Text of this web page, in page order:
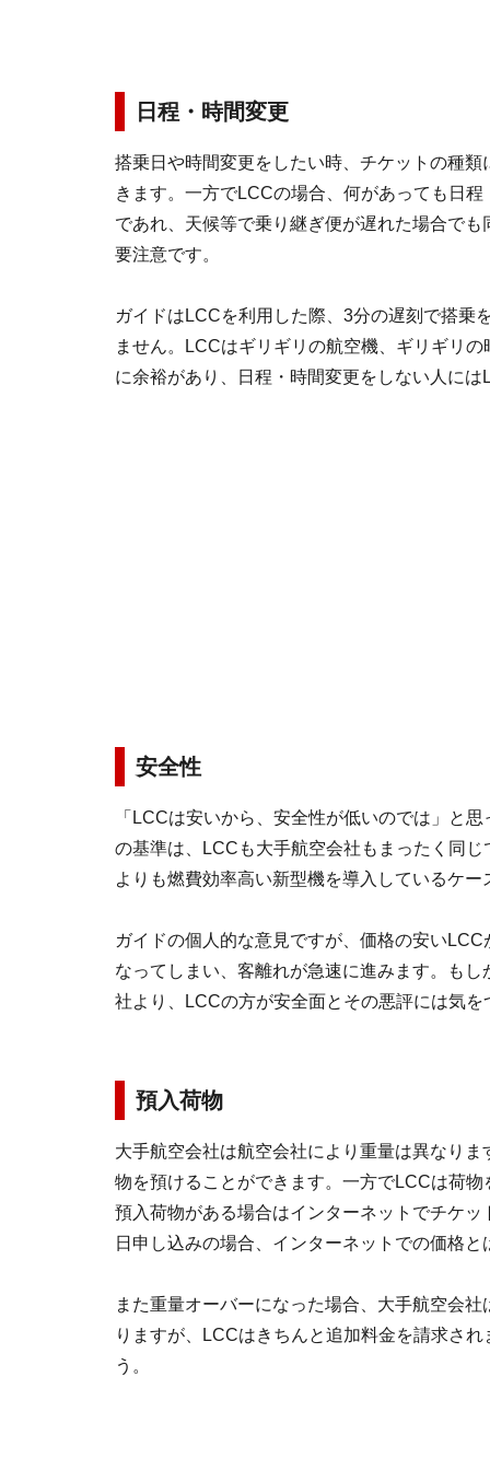
日程・時間変更
搭乗日や時間変更をしたい時、チケットの種
きます。一方でLCCの場合、何があっても日
であれ、天候等で乗り継ぎ便が遅れた場合で
要注意です。
ガイドはLCCを利用した際、3分の遅刻で搭乗
ません。LCCはギリギリの航空機、ギリギリ
に余裕があり、日程・時間変更をしない人に
安全性
「LCCは安いから、安全性が低いのでは」と
の基準は、LCCも大手航空会社もまったく同
よりも燃費効率高い新型機を導入しているケ
ガイドの個人的な意見ですが、価格の安い
なってしまい、客離れが急速に進みます。も
社より、LCCの方が安全面とその悪評には気
預入荷物
大手航空会社は航空会社により重量は異なり
物を預けることができます。一方でLCCは荷
預入荷物がある場合はインターネットでチケ
日申し込みの場合、インターネットでの価格
また重量オーバーになった場合、大手航空会
りますが、LCCはきちんと追加料金を請求さ
う。